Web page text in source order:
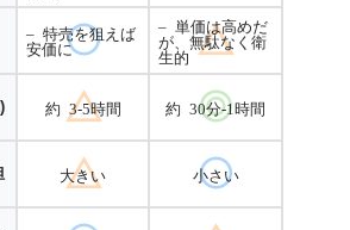
– 特売を狙えば
安価に
– 単価は高めだ
が、無駄なく衛
生的
約 3-5時間 約 30分-1時間
大きい 小さい